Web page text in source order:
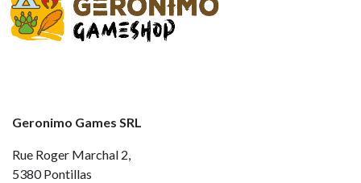
Geronimo Games SRL
Rue Roger Marchal 2,
5380 Pontillas